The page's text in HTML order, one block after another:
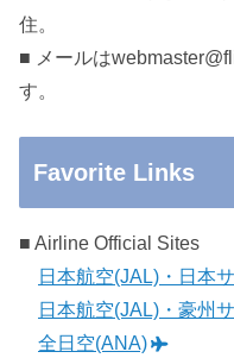
住。
■ メールは
す。
Favorite Links
■ Airline Official Sites
日本航空(JAL)・日本
日本航空(JAL)・豪州
全日空(ANA)